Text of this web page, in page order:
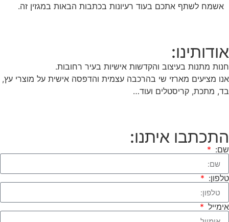
אשמח לשתף אתכם בעוד רעיונות בכתבות הבאות במגזין זה.
אודותינו:
חנות מתנות בעיצוב והקדשות אישיות בעיר רחובות.
אנו מציעים מארזי שי בהרכבה עצמית והדפסה אישית על מוצרי עץ,
בד, מתכת, קריסטלים ועוד…
התכתבו איתנו:
שם:
טלפון:
אימייל